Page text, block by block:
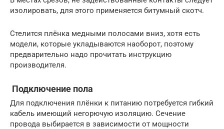
изолировать, для этого применяется битумный скотч.
Стелится плёнка медными полосами вниз, хотя есть
модели, которые укладываются наоборот, поэтому
предварительно надо прочитать инструкцию
производителя.
Подключение пола
Для подключения плёнки к питанию потребуется гибкий
кабель имеющий негорючую изоляцию. Сечение
провода выбирается в зависимости от мощности